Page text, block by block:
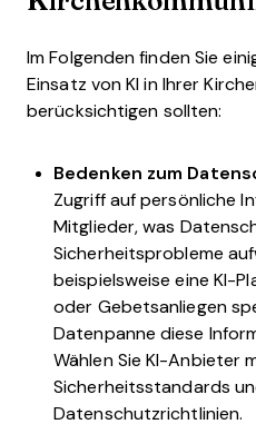
Im Folgenden finden Sie
Einsatz von KI in Ihrer
berücksichtigen sollten:
Bedenken zum
Zugriff auf persönliche
Mitglieder, was
Sicherheitsprobleme
beispielsweise eine KI-
oder Gebetsanliegen
Datenpanne diese
Wählen Sie KI-Anbieter
Sicherheitsstandards
Datenschutzrichtlinien.